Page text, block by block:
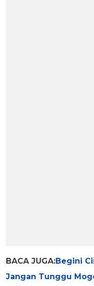
BACA JUGA:Begini
Jangan Tunggu